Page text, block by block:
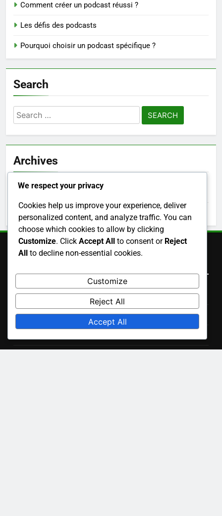
Comment créer un podcast réussi ?
Les défis des podcasts
Pourquoi choisir un podcast spécifique ?
Search
Search
for:
Archives
December 2025
November 2025
Cookie Policy
Data Protection Policy
We respect your privacy
Cookies help us improve your experience, deliver
personalized content, and analyze traffic. You can
choose which cookies to allow by clicking
Customize. Click Accept All to consent or Reject
All to decline non-essential cookies.
Customize
Reject All
Accept All